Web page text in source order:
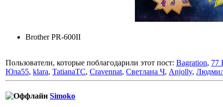
Brother PR-600II
Пользователи, которые поблагодарили этот пост: Bagration, 77
Юла55, klara, TatianaTC, Cravennat, Светлана Ч, Anjolly,
Simoko